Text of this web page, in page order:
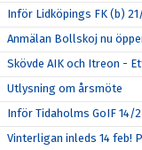
Inför Lidköpings FK (b)
Anmälan Bollskoj nu
Skövde AIK och Itreon -
Utlysning om årsmöte
Inför Tidaholms GoIF 14/2
Vinterligan inleds 14 feb!